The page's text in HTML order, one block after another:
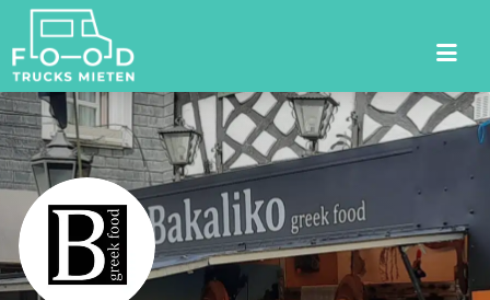
Suchen
nach: